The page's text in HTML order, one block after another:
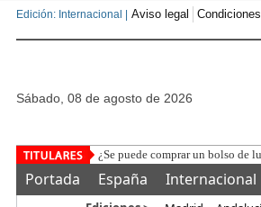
Edición: Internacional | Aviso legal
sábado, 08 de agosto de 2026
¿Se puede comprar un bolso de
Portada España Internacional